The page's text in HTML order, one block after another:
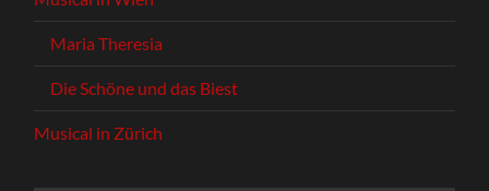
Maria Theresia
Die Schöne und das Biest
Musical in Zürich